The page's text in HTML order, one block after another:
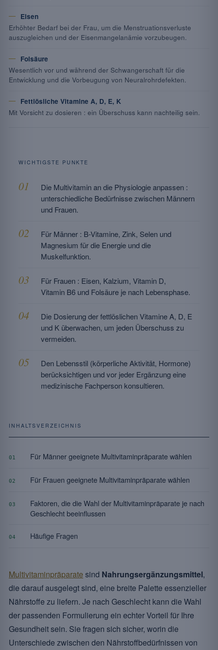
Eisen
Erhöhter Bedarf bei der Frau, um die Menstruationsverluste
auszugleichen und der Eisenmangelanämie vorzubeugen.
Folsäure
Wesentlich vor und während der Schwangerschaft für die
Entwicklung und die Vorbeugung von Neuralrohrdefekten.
Fettlösliche Vitamine A, D, E, K
Mit Vorsicht zu dosieren : ein Überschuss kann nachteilig sein.
WICHTIGSTE PUNKTE
Die Multivitamin an die Physiologie anpassen :
unterschiedliche Bedürfnisse zwischen Männern
und Frauen.
Für Männer : B-Vitamine, Zink, Selen und
Magnesium für die Energie und die
Muskelfunktion.
Für Frauen : Eisen, Kalzium, Vitamin D,
Vitamin B6 und Folsäure je nach Lebensphase.
Die Dosierung der fettlöslichen Vitamine A, D, E
und K überwachen, um jeden Überschuss zu
vermeiden.
Den Lebensstil (körperliche Aktivität, Hormone)
berücksichtigen und vor jeder Ergänzung eine
medizinische Fachperson konsultieren.
INHALTSVERZEICHNIS
01 Für Männer geeignete Multivitaminpräparate wählen
02 Für Frauen geeignete Multivitaminpräparate wählen
03
Faktoren, die die Wahl der Multivitaminpräparate je nach
Geschlecht beeinflussen
04 Häufige Fragen
Multivitaminpräparate sind Nahrungsergänzungsmittel,
die darauf ausgelegt sind, eine breite Palette essenzieller
Nährstoffe zu liefern. Je nach Geschlecht kann die Wahl
der passenden Formulierung ein echter Vorteil für Ihre
Gesundheit sein. Sie fragen sich sicher, worin die
Unterschiede zwischen den Nährstoffbedürfnissen von